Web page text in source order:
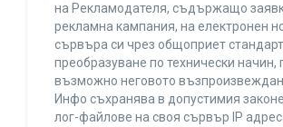
на Рекламодателя, съдържащо
рекламна кампания, на електронен
сървъра си чрез общоприет
преобразуване по технически начин,
възможно неговото
Инфо съхранява в допустимия
лог-файлове на своя сървър IP